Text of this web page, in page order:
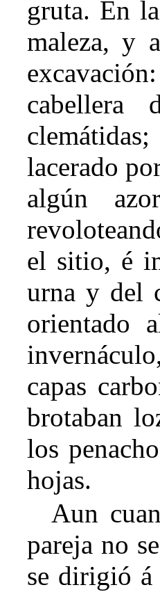
gruta. En
maleza, y
cabellera
lacerado
algún
el sitio, é
urna y del
orientado
capas
brotaban
los
hojas.
Aun
pareja no
se dirigió á